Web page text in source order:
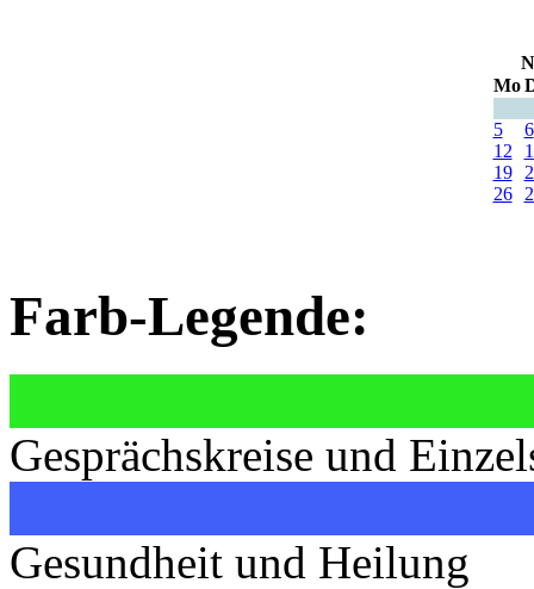
Mo
5
6
12
19
26
Farb-Legende:
Gesprächskreise und
Gesundheit und Heilung